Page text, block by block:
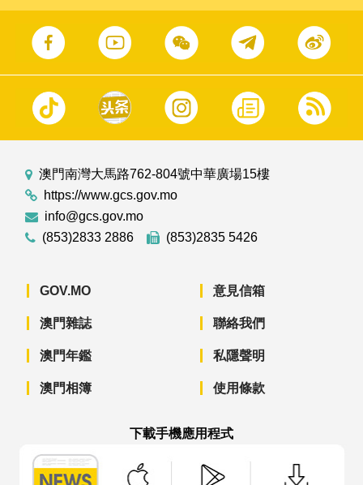
澳門南灣大馬路762-804號中華廣場15樓
https://www.gcs.gov.mo
info@gcs.gov.mo
(853)2833 2886
(853)2835 5426
GOV.MO
澳門雜誌
澳門年鑑
澳門相簿
意見信箱
聯絡我們
私隱聲明
使用條款
下載手機應用程式